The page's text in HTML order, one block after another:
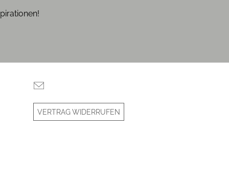
VERTRAG WIDERRUFEN